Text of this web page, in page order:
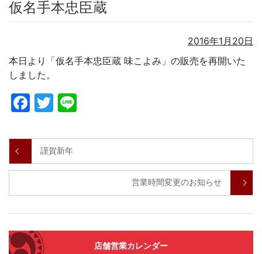
仮名手本忠臣蔵
2016年1月20日
本日より「仮名手本忠臣蔵 味こよみ」の販売を再開いた
しました。
Facebook
Twitter
謹賀新年
営業時間変更のお知らせ
店舗営業カレンダー